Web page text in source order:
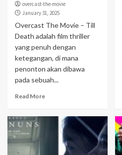
overcast-the-movie
January 31, 2025
Overcast The Movie – Till
Death adalah film thriller
yang penuh dengan
ketegangan, di mana
penonton akan dibawa
pada sebuah...
Read More